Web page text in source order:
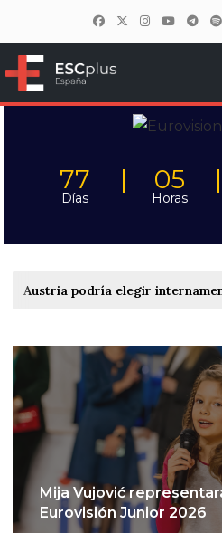
ESCplus España
77
Días
05
Horas
Mija Vujović
Eurovisión Junior 2026